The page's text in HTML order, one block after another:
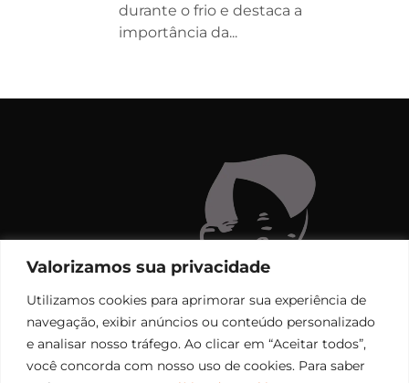
Valorizamos sua privacidade
Utilizamos cookies para aprimorar sua experiência de
navegação, exibir anúncios ou conteúdo personalizado
e analisar nosso tráfego. Ao clicar em “Aceitar todos”,
você concorda com nosso uso de cookies. Para saber
durante o frio e destaca a
importância da...